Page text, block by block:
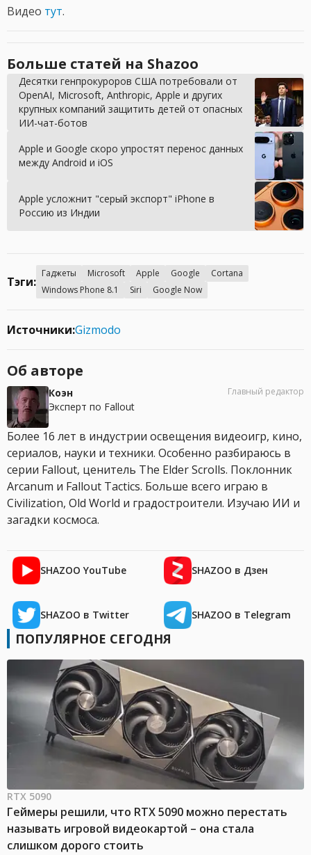
Видео тут.
Больше статей на Shazoo
Десятки генпрокуроров США потребовали от
OpenAI, Microsoft, Anthropic, Apple и других
крупных компаний защитить детей от опасных
ИИ-чат-ботов
Apple и Google скоро упростят перенос данных
между Android и iOS
Apple усложнит "серый экспорт" iPhone в
Россию из Индии
Тэги:
Гаджеты Microsoft Apple Google
Cortana
Windows Phone 8.1
Siri Google Now
Источники:Gizmodo
Об авторе
Коэн
Эксперт по Fallout
Главный редактор
Более 16 лет в индустрии освещения видеоигр, кино,
сериалов, науки и техники. Особенно разбираюсь в
серии Fallout, ценитель The Elder Scrolls. Поклонник
Arcanum и Fallout Tactics. Больше всего играю в
Civilization, Old World и градостроители. Изучаю ИИ и
загадки космоса.
SHAZOO YouTube SHAZOO в Дзен
SHAZOO в Twitter SHAZOO в Telegram
ПОПУЛЯРНОЕ СЕГОДНЯ
RTX 5090
Геймеры решили, что RTX 5090 можно перестать
называть игровой видеокартой – она стала
слишком дорого стоить